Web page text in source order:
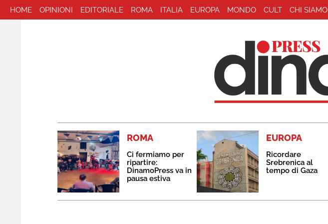
HOME OPINIONI EDITORIALE ROMA ITALIA EUROPA MONDO CULT CHI SIAMO
ROMA
Ci fermiamo per
ripartire:
DinamoPress va in
pausa estiva
EUROPA
Ricordare
Srebrenica al
tempo di Gaza